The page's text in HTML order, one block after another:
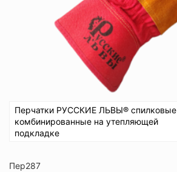
Перчатки РУССКИЕ ЛЬВЫ® спилковые
комбинированные на утепляющей
подкладке
Пер287